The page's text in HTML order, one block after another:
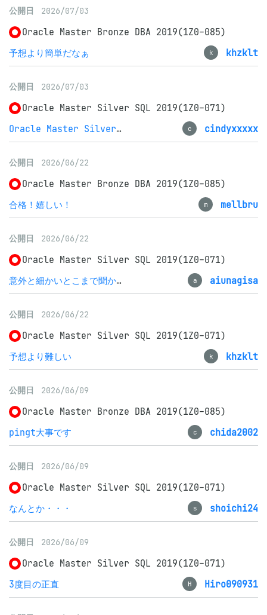
公開日 2026/07/03
Oracle Master Bronze DBA 2019(1Z0-085)
予想より簡単だなぁ
k khzklt
公開日 2026/07/03
Oracle Master Silver SQL 2019(1Z0-071)
Oracle Master Silver SQL 2019(1Z0-071)
c cindyxxxxx
公開日 2026/06/22
Oracle Master Bronze DBA 2019(1Z0-085)
合格！嬉しい！
m mellbru
公開日 2026/06/22
Oracle Master Silver SQL 2019(1Z0-071)
意外と細かいとこまで聞かれる
a aiunagisa
公開日 2026/06/22
Oracle Master Silver SQL 2019(1Z0-071)
予想より難しい
k khzklt
公開日 2026/06/09
Oracle Master Bronze DBA 2019(1Z0-085)
pingt大事です
c chida2002
公開日 2026/06/09
Oracle Master Silver SQL 2019(1Z0-071)
なんとか・・・
s shoichi24
公開日 2026/06/09
Oracle Master Silver SQL 2019(1Z0-071)
3度目の正直
H Hiro090931